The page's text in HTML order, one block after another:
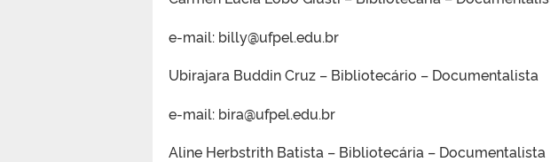
e-mail: billy@ufpel.edu.br
Ubirajara Buddin Cruz – Bibliotecário – Documentalista
e-mail: bira@ufpel.edu.br
Aline Herbstrith Batista – Bibliotecária – Documentalista